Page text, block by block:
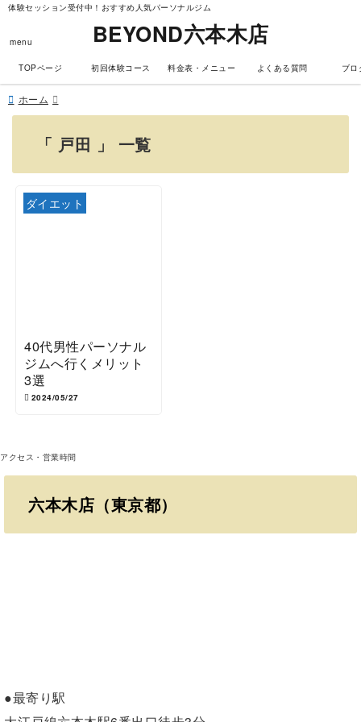
体験セッション受付中！おすすめ人気パーソナルジム
menu BEYOND六本木店
TOPページ 初回体験コース 料金表・メニュー よくある質問 ブロ
ホーム
「 戸田 」 一覧
ダイエット
40代男性パーソナル
ジムへ行くメリット
3選
2024/05/27
アクセス・営業時間
六本木店（東京都）
●最寄り駅